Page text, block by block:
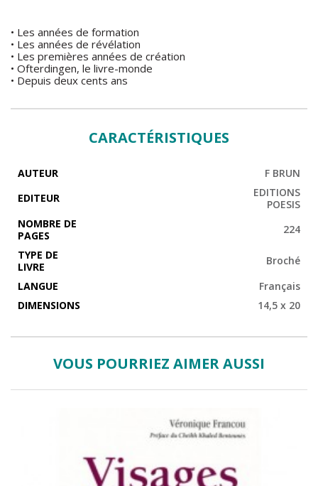
Les années de formation• Les années de révélation• Les
premières années de création• Ofterdingen, le livre-monde•
Depuis deux cents ans
• Les années de formation
• Les années de révélation
• Les premières années de création
• Ofterdingen, le livre-monde
• Depuis deux cents ans
CARACTÉRISTIQUES
AUTEUR
F BRUN
EDITEUR
EDITIONS
POESIS
NOMBRE DE
PAGES
224
TYPE DE
LIVRE
Broché
LANGUE
Français
DIMENSIONS
14,5 x 20
VOUS POURRIEZ AIMER AUSSI